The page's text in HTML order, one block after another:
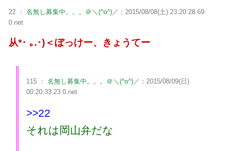
22 ： 名無し募集中。。。＠＼(^o^)／ ：2015/08/08(土) 23:20:28.69
0.net
从*･ ｡.･)＜ぼっけー、きょうてー
115 ： 名無し募集中。。。＠＼(^o^)／ ：2015/08/09(日)
00:20:33.23 0.net
>>22
それは岡山弁だな